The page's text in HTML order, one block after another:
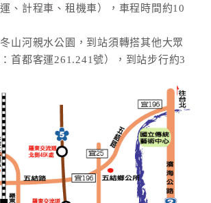
運、計程車、租機車），車程時間約10
山河親水公園，到站須轉搭其他大眾
首都客運261.241號），到站步行約3